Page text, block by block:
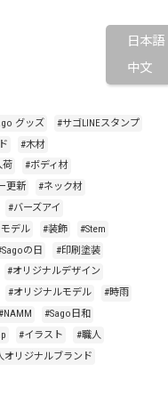
日本語
中文
グッズ
#サゴLINEスタンプ
#木材
荷
#ボディ材
更新
#ネック材
#バーズアイ
デル #装飾
#Stem
の日
#印刷塗装
#オリジナルデザイン
#オリジナルモデル
#時雨
#Sago日和
#イラスト
#職人
オリジナルブランド